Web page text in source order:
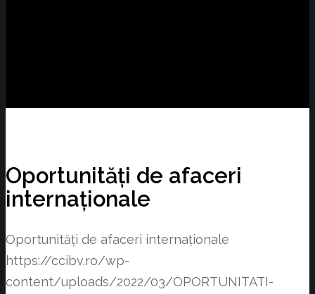
Oportunități de afaceri
internaționale
Oportunități de afaceri internaționale
https://ccibv.ro/wp-
content/uploads/2022/03/OPORTUNITATI-